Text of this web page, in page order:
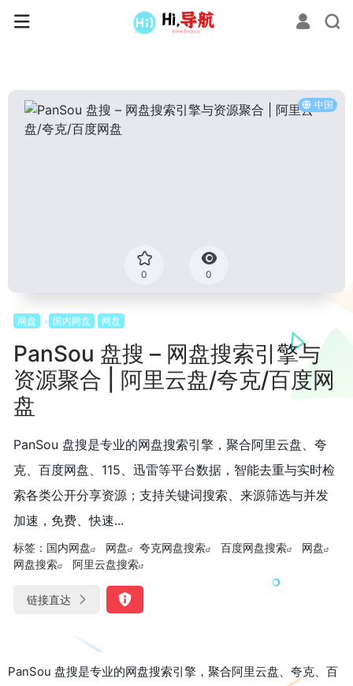
中国
0 0
网盘 国内网盘 网盘
PanSou 盘搜 – 网盘搜索引擎与
资源聚合 | 阿里云盘/夸克/百度网
盘
PanSou 盘搜是专业的网盘搜索引擎，聚合阿里云盘、夸
克、百度网盘、115、迅雷等平台数据，智能去重与实时检
索各类公开分享资源；支持关键词搜索、来源筛选与并发
加速，免费、快速...
标签： 国内网盘 网盘 夸克网盘搜索 百度网盘搜索
网盘
网盘搜索
阿里云盘搜索
链接直达
PanSou 盘搜是专业的网盘搜索引擎，聚合阿里云盘、夸克、百